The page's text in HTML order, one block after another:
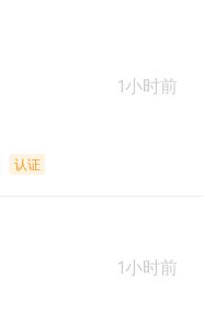
1小时前
认证
1小时前